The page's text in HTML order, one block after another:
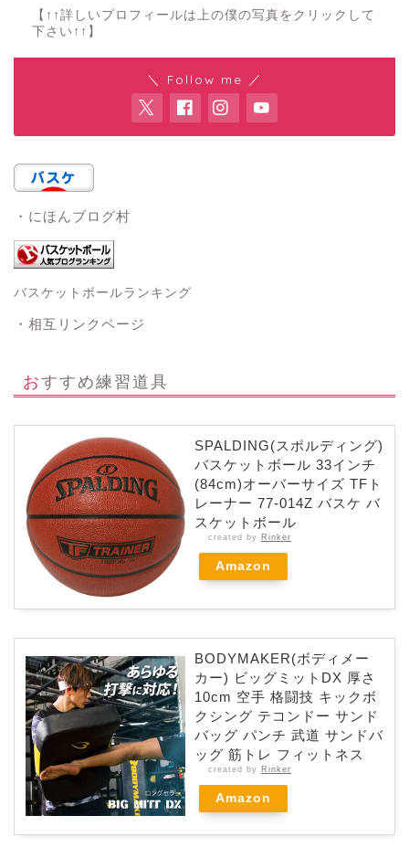
【↑↑詳しいプロフィールは上の僕の写真をクリックして
下さい↑↑】
＼ Follow me ／
・にほんブログ村
バスケットボールランキング
・相互リンクページ
おすすめ練習道具
SPALDING(スポルディング)
バスケットボール 33インチ
(84cm)オーバーサイズ TFト
レーナー 77-014Z バスケ バ
スケットボール
created by Rinker
Amazon
BODYMAKER(ボディメー
カー) ビッグミットDX 厚さ
10cm 空手 格闘技 キックボ
クシング テコンドー サンド
バッグ パンチ 武道 サンドバ
ッグ 筋トレ フィットネス
created by Rinker
Amazon